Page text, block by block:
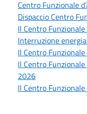
Centro Funzionale
Dispaccio Centro
Il Centro Funzionale
Interruzione
Il Centro
Il Centro
2026
Il Centro Funzionale